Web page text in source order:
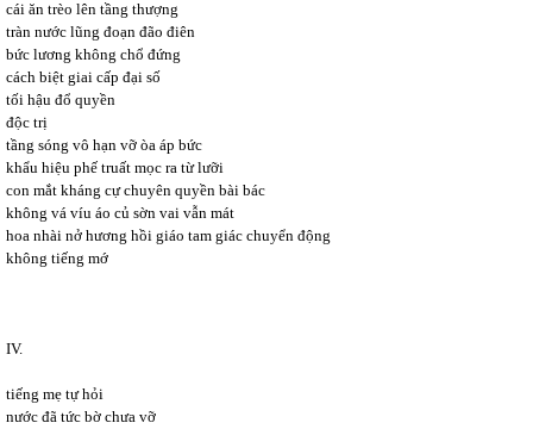
cái ăn trèo lên tầng thượng
tràn nước lũng đoạn đão điên
bức lương không chổ đứng
cách biệt giai cấp đại số
tối hậu đổ quyền
độc trị
tầng sóng vô hạn vỡ òa áp bức
khẩu hiệu phế truất mọc ra từ lưỡi
con mắt kháng cự chuyên quyền bài bác
không vá víu áo củ sờn vai vẫn mát
hoa nhài nở hương hồi giáo tam giác chuyển động
không tiếng mớ
IV.
tiếng mẹ tự hỏi
nước đã tức bờ chưa vỡ